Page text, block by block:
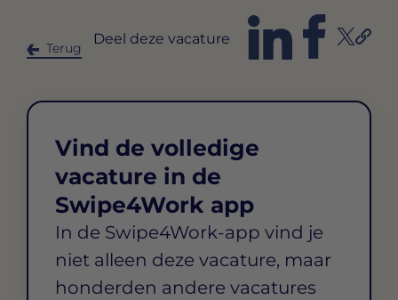
Terug
Deel deze vacature
Vind de volledige
vacature in de
Swipe4Work app
In de Swipe4Work-app vind je
niet alleen deze vacature, maar
honderden andere vacatures